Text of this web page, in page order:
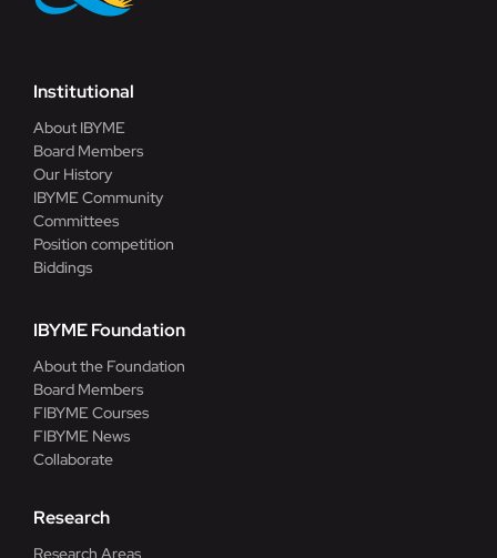
Institutional
About IBYME
Board Members
Our History
IBYME Community
Committees
Position competition
Biddings
IBYME Foundation
About the Foundation
Board Members
FIBYME Courses
FIBYME News
Collaborate
Research
Research Areas